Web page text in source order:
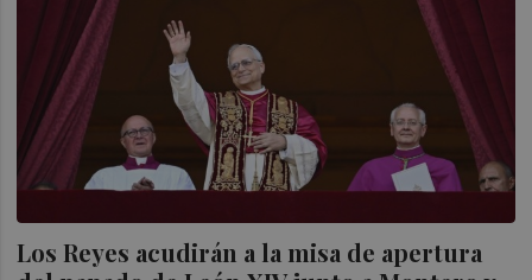
Los Reyes acudirán a la misa de apertura